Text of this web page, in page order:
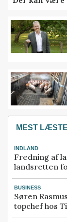
MEST LÆSTE
INDLAND
Fredning af
landsretten
BUSINESS
Søren
topchef hos